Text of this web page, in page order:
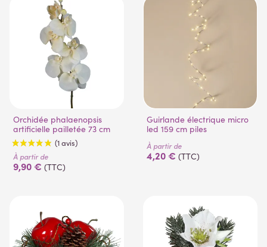
Orchidée phalaenopsis
artificielle pailletée 73 cm
À partir de
9,90 € (TTC)
Guirlande électrique micro
led 159 cm piles
À partir de
4,20 € (TTC)